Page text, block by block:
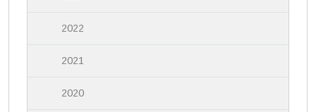
2022
2021
2020